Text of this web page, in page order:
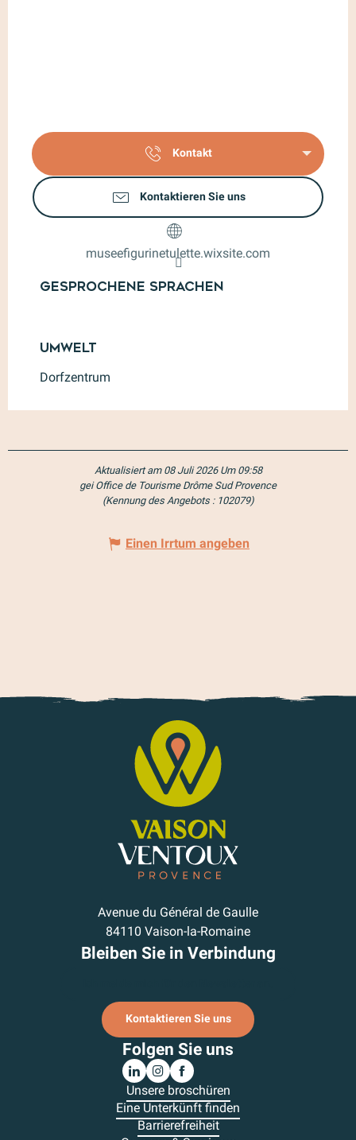
Kontakt
Kontaktieren Sie uns
museefigurinetulette.wixsite.com
Gesprochene Sprachen
Gesprochene Sprachen
Umwelt
Umwelt
Dorfzentrum
Aktualisiert am 08 Juli 2026 Um 09:58
gei Office de Tourisme Drôme Sud Provence
(Kennung des Angebots : 102079)
Einen Irrtum angeben
Avenue du Général de Gaulle
84110 Vaison-la-Romaine
Bleiben Sie in Verbindung
Kontaktieren Sie uns
Folgen Sie uns
Unsere broschüren
Eine Unterkünft finden
Barrierefreiheit